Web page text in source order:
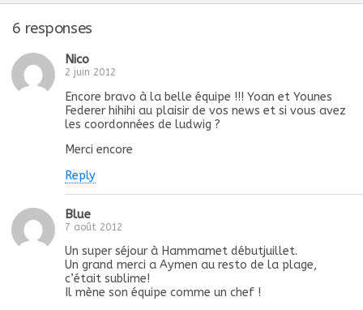
6 responses
Nico
2 juin 2012
Encore bravo à la belle équipe !!! Yoan et Younes
Federer hihihi au plaisir de vos news et si vous avez
les coordonnées de ludwig ?
Merci encore
Reply
Blue
7 août 2012
Un super séjour à Hammamet débutjuillet.
Un grand merci a Aymen au resto de la plage,
c’était sublime!
Il mène son équipe comme un chef !